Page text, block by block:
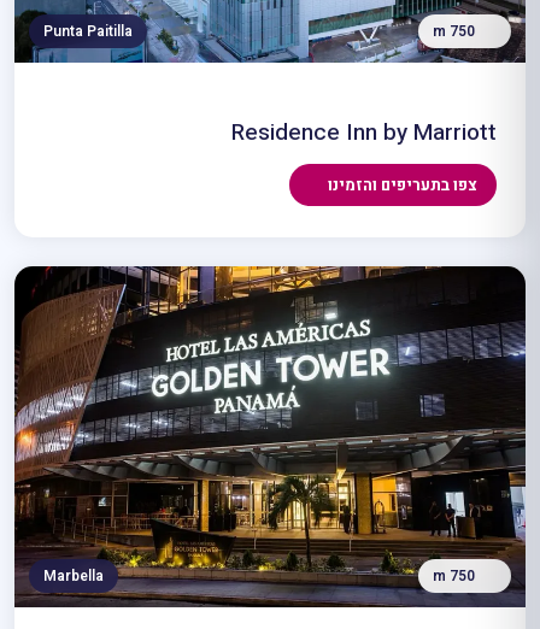
Punta Paitilla
Residence Inn by Marriott
צפו בתעריפים והזמינו
Marbella